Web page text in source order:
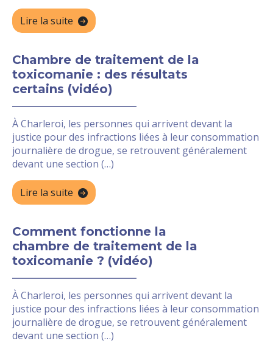
Lire la suite
Chambre de traitement de la
toxicomanie : des résultats
certains (vidéo)
À Charleroi, les personnes qui arrivent devant la
justice pour des infractions liées à leur consommation
journalière de drogue, se retrouvent généralement
devant une section (…)
Lire la suite
Comment fonctionne la
chambre de traitement de la
toxicomanie ? (vidéo)
À Charleroi, les personnes qui arrivent devant la
justice pour des infractions liées à leur consommation
journalière de drogue, se retrouvent généralement
devant une section (…)